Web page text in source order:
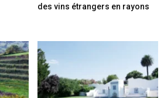
des vins étrangers en rayons